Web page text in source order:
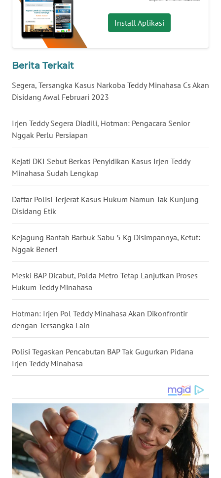
Install Aplikasi
Berita Terkait
Segera, Tersangka Kasus Narkoba Teddy Minahasa Cs Akan
Disidang Awal Februari 2023
Irjen Teddy Segera Diadili, Hotman: Pengacara Senior
Nggak Perlu Persiapan
Kejati DKI Sebut Berkas Penyidikan Kasus Irjen Teddy
Minahasa Sudah Lengkap
Daftar Polisi Terjerat Kasus Hukum Namun Tak Kunjung
Disidang Etik
Kejagung Bantah Barbuk Sabu 5 Kg Disimpannya, Ketut:
Nggak Bener!
Meski BAP Dicabut, Polda Metro Tetap Lanjutkan Proses
Hukum Teddy Minahasa
Hotman: Irjen Pol Teddy Minahasa Akan Dikonfrontir
dengan Tersangka Lain
Polisi Tegaskan Pencabutan BAP Tak Gugurkan Pidana
Irjen Teddy Minahasa
WN
BABEL
WN
SUMBAR
WN
SUMSEL
WN
BENGKULU
WN
LAMPUNG
WN
JATENG
NUSANTARA
JOGJA
JATIM
BALI
KALTENG
WN
KALTARA